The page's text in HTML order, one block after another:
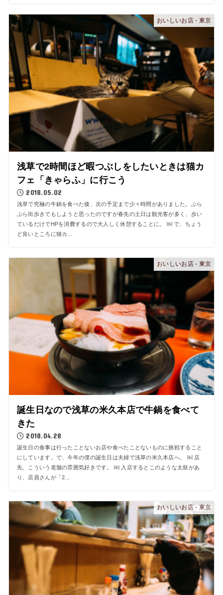
おいしいお店 - 東京
浅草で2時間ほど暇つぶしをしたいときは猫カ
フェ「きゃらふ」に行こう
2018.05.02
浅草で究極の牛鍋を食べた後、次の予定まで少々時間がありました。ぶら
ぶら街歩きでもしようと思ったのですが春先の土日は観光客が多く、歩い
ているだけでHPを消費するので大人しく休憩することに。 ￼ で、ちょう
ど良いところに猫カ...
おいしいお店 - 東京
誕生日なので浅草の米久本店で牛鍋を食べて
きた
2018.04.28
誕生日の食事は行ったことないお店や食べたことないものに挑戦すること
にしています。で、今年の僕の誕生日は夫婦で浅草の米久本店へ。 ￼ 店
先。こういう老舗の雰囲気好きです。 ￼ 入店するとこのような太鼓があ
り、店員さんが「2...
おいしいお店 - 東京